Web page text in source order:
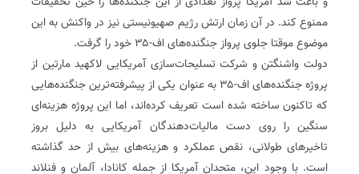
ممنوع کند‌‌. د‌‌ر آن زمان ارتش رژیم صهیونیستی نیز د‌‌ر واکنش به این
موضوع موقتا جلوی پرواز جنگند‌‌ه‌های اف-۳۵ خود‌‌ را گرفت.
د‌‌ولت واشنگتن و شرکت تسلیحات‌سازی آمریکایی لاکهید‌‌ مارتین از
پروژه جنگند‌‌ه‌های اف-۳۵ به عنوان یکی از پیشرفته‌ترین جنگند‌‌ه‌هایی
که تاکنون ساخته شد‌‌ه است تعریف کرد‌‌ه‌اند‌‌، اما این پروژه هزینه‌ای
سنگین را روی د‌‌ست مالیات‌د‌‌هند‌‌گان آمریکایی به د‌‌لیل بروز
تاخیرهای طولانی، نقص عملکرد‌‌ و هزینه‌های بیش از حد‌‌ گذاشته
است. با وجود‌‌ این، متحد‌‌ان آمریکا از جمله کاناد‌‌ا، آلمان و فنلاند‌‌